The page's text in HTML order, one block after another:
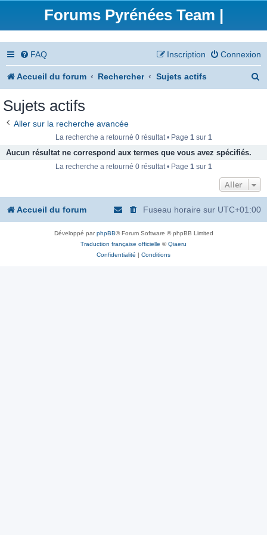
Forums Pyrénées Team |
FAQ Connexion
Inscription
Accueil du forum Rechercher Sujets actifs
e
Sujets actifs
Aller sur la recherche avancée
La recherche a retourné 0 résultat • Page 1sur 1
Aucun résultat ne correspond aux termes que vous avez spécifiés.
La recherche a retourné 0 résultat • Page 1sur 1
Aller
Accueil du forum Fuseau horaire sur UTC+01:00
Développé parphpBB® Forum Software © phpBB Limited
Traduction française officielle ©Qiaeru
Confidentialité | Conditions